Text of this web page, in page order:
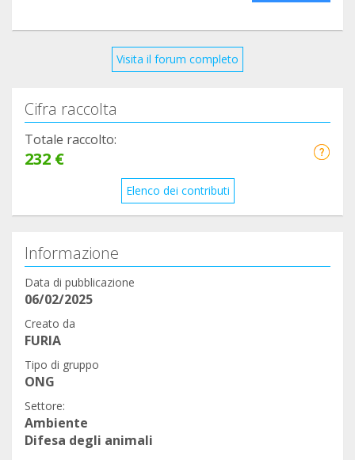
Visita il forum completo
Cifra raccolta
Totale raccolto:
232 €
Elenco dei contributi
Informazione
Data di pubblicazione
06/02/2025
Creato da
FURIA
Tipo di gruppo
ONG
Settore:
Ambiente
Difesa degli animali